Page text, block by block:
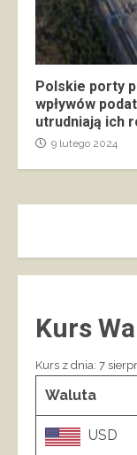
Polskie porty
wpływów
utrudniają ich
9 lutego 2024
Kurs
Kurs z dnia: 7
Waluta
USD